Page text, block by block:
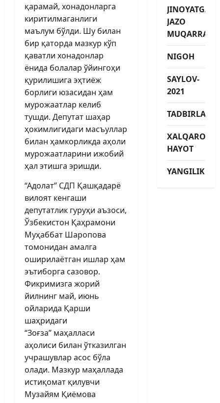
қарамай, хонадонларга
киритилмаганлиги
маълум бўлди. Шу билан
бир қаторда мазкур кўп
қаватли хонадонлар
ёнида болалар ўйингоҳи
қурилишига эҳтиёж
борлиги юзасидан ҳам
мурожаатлар келиб
тушди. Депутат шаҳар
ҳокимлигидаги масъуллар
билан ҳамкорликда аҳоли
мурожаатларини ижобий
ҳал этишга эришди.
“Адолат” СДП Қашқадарё
вилоят кенгаши
депутатлик гуруҳи аъзоси,
Ўзбекистон Қаҳрамони
Муҳаббат Шаропова
томонидан амалга
оширилаётган ишлар ҳам
эътиборга сазовор.
Фикримизга жорий
йилнинг май, июнь
ойларида Қарши
шаҳридаги
“Зоғза” маҳалласи
аҳолиси билан ўтказилган
учрашувлар асос бўла
олади. Мазкур маҳаллада
истиқомат қилувчи
Музайям Қиёмова
JINOYATGA
JAZO
MUQARRAR
NIGOH
SAYLOV-
2021
TADBIRLAR
XALQARO
HAYOT
YANGILIKLAR